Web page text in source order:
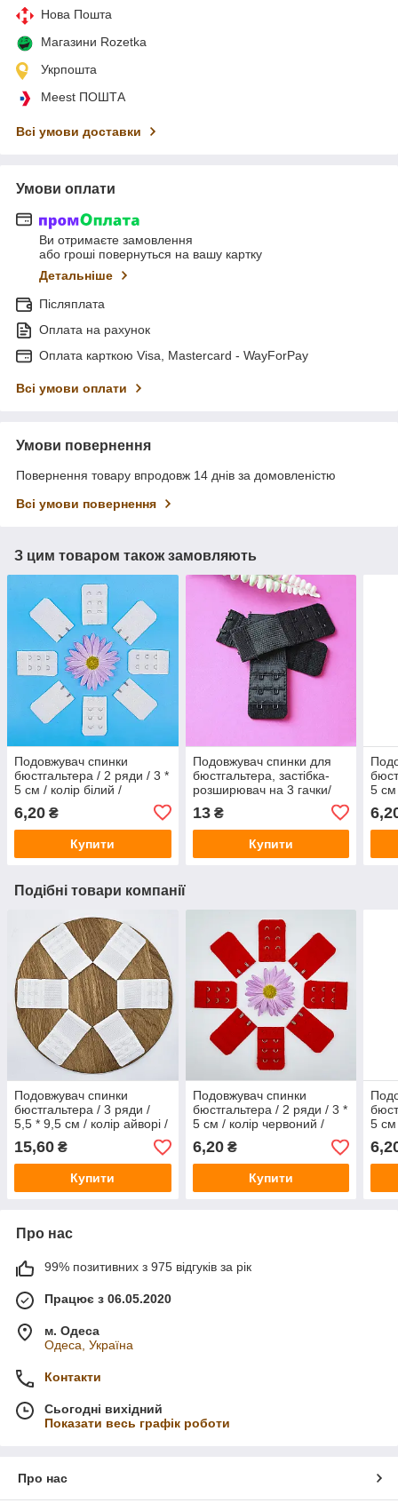
Нова Пошта
Магазини Rozetka
Укрпошта
Meest ПОШТА
Всі умови доставки
Умови оплати
Ви отримаєте замовлення
або гроші повернуться на вашу картку
Детальніше
Післяплата
Оплата на рахунок
Оплата карткою Visa, Mastercard - WayForPay
Всі умови оплати
Умови повернення
Повернення товару впродовж 14 днів за домовленістю
Всі умови повернення
З цим товаром також замовляють
Подовжувач спинки
бюстгальтера / 2 ряди / 3 *
5 см / колір білий /
6,20 ₴
Купити
Подовжувач спинки для
бюстгальтера, застібка-
розширювач на 3 гачки/
замовлення від 1 шт
13₴
Купити
5 см
1
Подібні товари компанії
Подовжувач спинки
бюстгальтера / 3 ряди /
5,5 * 9,5 см / колір айворі /
замовлення від 1 штуки
15,60 ₴
Купити
Подовжувач спинки
бюстгальтера / 2 ряди / 3 *
5 см / колір червоний /
замовлення від 1 штуки
6,20₴
Купити
5 см
Про нас
99% позитивних з 975 відгуків за рік
Працює з 06.05.2020
м. Одеса
Одеса, Україна
Контакти
Сьогодні вихідний
Показати весь графік роботи
Про нас